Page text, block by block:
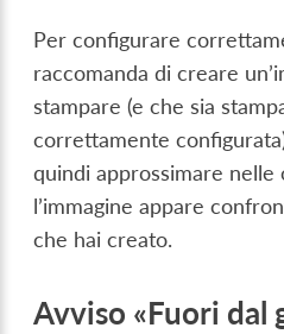
Per configurare
raccomanda di creare
stampare (e che sia
correttamente
quindi approssimare nelle
l’immagine appare
che hai creato.
Avviso «Fuori dal